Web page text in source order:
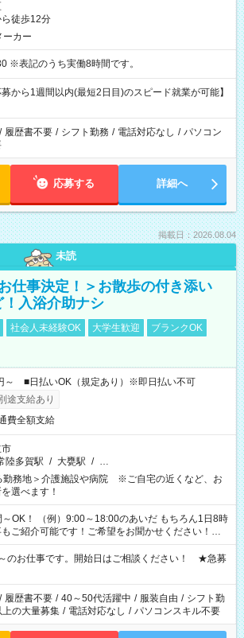
徒歩12分
ーカー
8:00～17:30 ※表記のうち実働8時間です。
から1週間以内(最短2日目)のスピード就業が可能】
/ 履歴書不要 / シフト勤務 / 電話対応なし / パソコン
応募する 詳細へ
掲載日：2026.08.04
未読
仕事決定！＞お散歩の付き添い
入浴介助ナシ
社会人未経験OK 大学生歓迎
ブランクOK
～ ■日払いOK（規定あり）※即日払い不可
途支給あり
費全額支給
陸多賀駅 / 大甕駅 / …
勤務地＞介護施設や病院 ※ご自宅の近くなど、お
選べます！
OK！ （例）9:00～18:00のあいだ もちろん1日8時
もご紹介可能です！ご希望をお聞かせください！★
お休みが必要な場合も遠慮なくご相談ください。
間以上の勤務が必要です
のお仕事です。開始日はご相談ください！ ★急募
/ 履歴書不要 / 40～50代活躍中 / 服装自由 / シフト勤
上の大量募集 / 電話対応なし / パソコンスキル不要